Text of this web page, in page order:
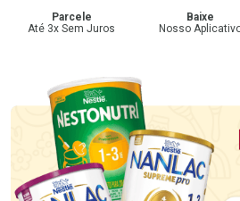
Parcele
Até 3x Sem Juros
Baixe
Nosso